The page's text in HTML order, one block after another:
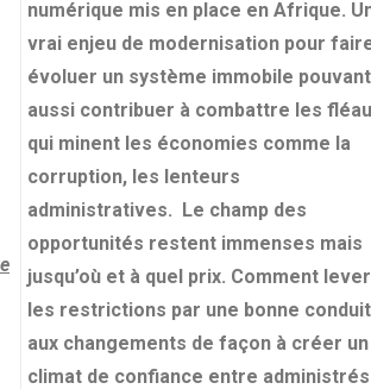
numérique mis en place en Afrique.
vrai enjeu de modernisation pour
évoluer un système immobile pouvant
aussi contribuer à combattre les
qui minent les économies comme la
corruption, les lenteurs
administratives. Le champ des
opportunités restent immenses mais
jusqu’où et à quel prix. Comment lever
les restrictions par une bonne
aux changements de façon à créer un
climat de confiance entre